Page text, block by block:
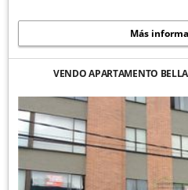
Más
VENDO APARTAMENTO